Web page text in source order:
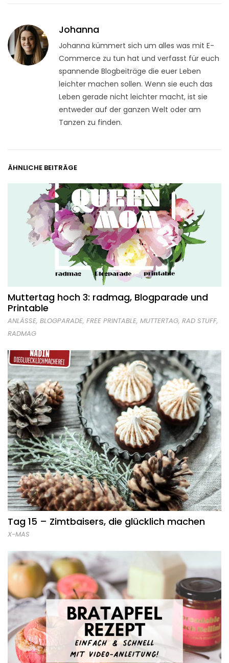
Johanna
Johanna kümmert sich um alles was mit E-
Commerce zu tun hat und verfasst für euch
spannende Blogbeiträge die euer Leben
leichter machen sollen. Wenn sie euch das
Leben gerade nicht leichter macht, ist sie
entweder auf der ganzen Welt oder am
Tanzen zu finden.
ÄHNLICHE BEITRÄGE
Muttertag hoch 3: radmag, Blogparade und
Printable
ANLÄSSE, BLOGPARADE, FREE PRINTABLE, MUTTERTAG, RAD STUFF,
RADMAG
Tag 15 – Zimtbaisers, die glücklich machen
X-MAS